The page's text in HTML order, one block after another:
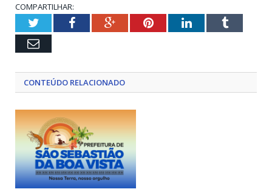
COMPARTILHAR:
TwitterFacebookGoogle+PinterestLinkedInTumblr
Email
CONTEÚDO RELACIONADO